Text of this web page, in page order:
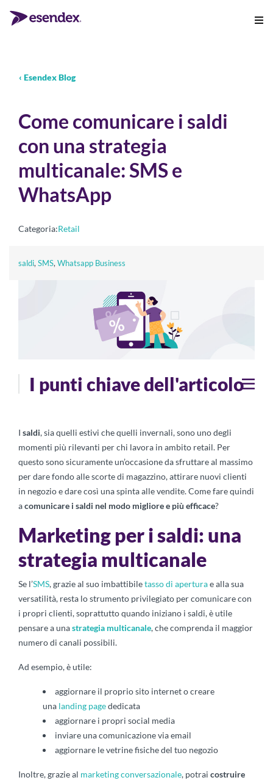
‹ Esendex Blog
Come comunicare i saldi
con una strategia
multicanale: SMS e
WhatsApp
Categoria:Retail
saldi, SMS, Whatsapp Business
I punti chiave dell'articolo
I saldi, sia quelli estivi che quelli invernali, sono uno degli
momenti più rilevanti per chi lavora in ambito retail. Per
questo sono sicuramente un’occasione da sfruttare al massimo
per dare fondo alle scorte di magazzino, attirare nuovi clienti
in negozio e dare così una spinta alle vendite. Come fare quindi
acomunicare i saldi nel modo migliore e più efficace?
Marketing per i saldi: una
strategia multicanale
Se l’SMS, grazie al suo imbattibiletasso di aperturae alla sua
versatilità, resta lo strumento privilegiato per comunicare con
i propri clienti, soprattutto quando iniziano i saldi, è utile
pensare a unastrategia multicanale, che comprenda il maggior
numero di canali possibili.
Ad esempio, è utile:
aggiornare il proprio sito internet o creare
una landing pagededicata
aggiornare i propri social media
inviare una comunicazione via email
aggiornare le vetrine fisiche del tuo negozio
Inoltre, grazie al marketing conversazionale, potrai costruire